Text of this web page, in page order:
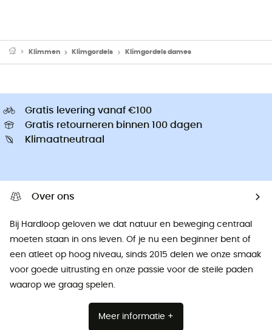
Klimmen Klimgordels Klimgordels dames
Gratis levering vanaf €100
Gratis retourneren binnen 100 dagen
Klimaatneutraal
Over ons
Bij Hardloop geloven we dat natuur en beweging centraal
moeten staan ​​in ons leven. Of je nu een beginner bent of
een atleet op hoog niveau, sinds 2015 delen we onze smaak
voor goede uitrusting en onze passie voor de steile paden
waarop we graag spelen.
Meer informatie +